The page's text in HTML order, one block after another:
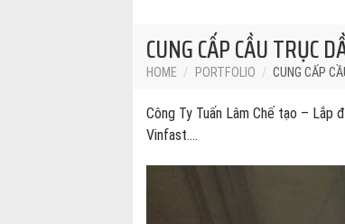
CUNG CẤP CẦU TRỤC
HOME / PORTFOLIO / CUNG CẤP
Công Ty Tuấn Lâm Chế tạo – Lắp
Vinfast….